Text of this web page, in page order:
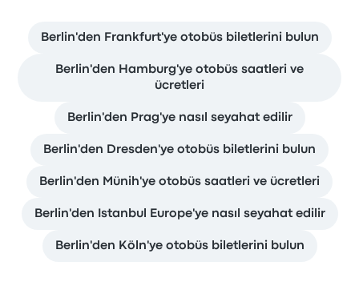
Berlin'den Frankfurt'ye otobüs biletlerini bulun
Berlin'den Hamburg'ye otobüs saatleri ve
ücretleri
Berlin'den Prag'ye nasıl seyahat edilir
Berlin'den Dresden'ye otobüs biletlerini bulun
Berlin'den Münih'ye otobüs saatleri ve ücretleri
Berlin'den Istanbul Europe'ye nasıl seyahat edilir
Berlin'den Köln'ye otobüs biletlerini bulun